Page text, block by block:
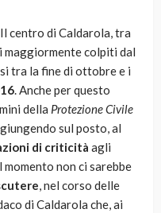
centro di Caldarola, tra
maggiormente colpiti dal
tra la fine di ottobre e i
. Anche per questo
della Protezione Civile
sul posto, al
di criticità agli
non ci sarebbe
, nel corso delle
di Caldarola che, ai